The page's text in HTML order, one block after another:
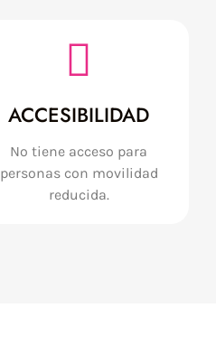
ACCESIBILIDAD
No tiene acceso para
personas con movilidad
reducida.